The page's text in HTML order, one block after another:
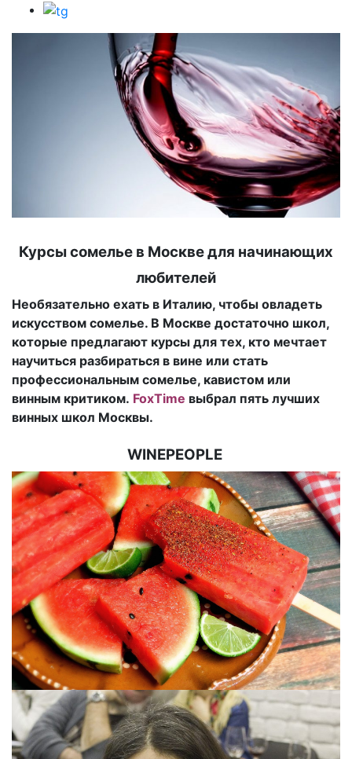
Курсы сомелье в Москве для начинающих
любителей
Необязательно ехать в Италию, чтобы овладеть
искусством сомелье. В Москве достаточно школ,
которые предлагают курсы для тех, кто мечтает
научиться разбираться в вине или стать
профессиональным сомелье, кавистом или
винным критиком. FoxTime выбрал пять лучших
винных школ Москвы.
WINEPEOPLE